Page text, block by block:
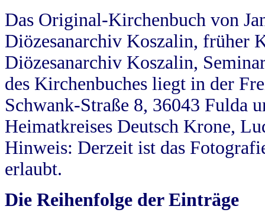
Das Original-Kirchenbuch von
Diözesanarchiv Koszalin, früher
Diözesanarchiv Koszalin,
des Kirchenbuches liegt in der
Schwank-Straße 8, 36043 Fulda
Heimatkreises Deutsch Krone,
Hinweis: Derzeit ist das
erlaubt.
Die Reihenfolge der Einträge